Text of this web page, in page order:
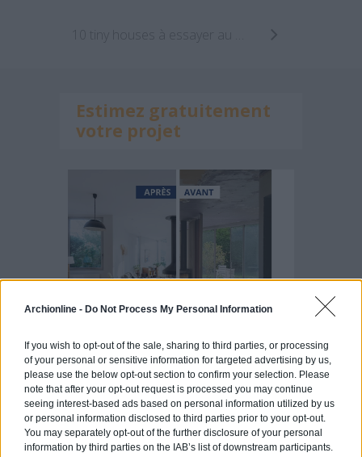
Archionline - Do Not Process My Personal Information
If you wish to opt-out of the sale, sharing to third parties, or processing
of your personal or sensitive information for targeted advertising by us,
please use the below opt-out section to confirm your selection. Please
note that after your opt-out request is processed you may continue
seeing interest-based ads based on personal information utilized by us
or personal information disclosed to third parties prior to your opt-out.
You may separately opt-out of the further disclosure of your personal
information by third parties on the IAB’s list of downstream participants.
Estimez gratuitement
votre projet
Articles récents